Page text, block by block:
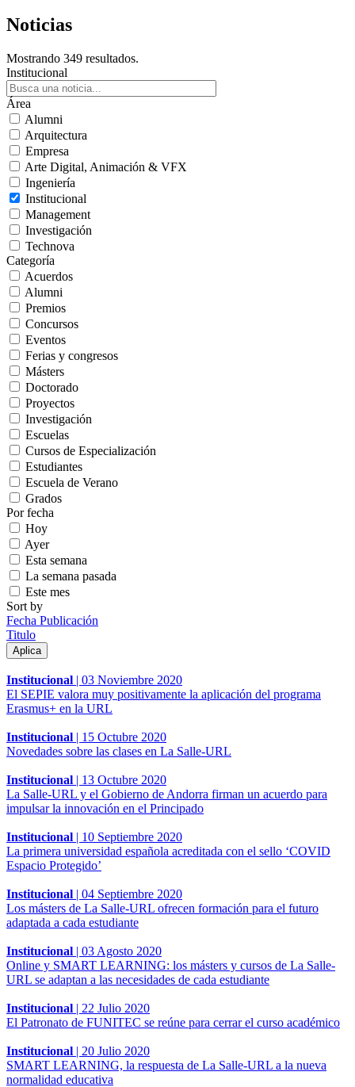
Noticias
Mostrando 349 resultados.
Institucional
Área
Alumni
Arquitectura
Empresa
Arte Digital, Animación & VFX
Ingeniería
Institucional
Management
Investigación
Technova
Categoría
Acuerdos
Alumni
Premios
Concursos
Eventos
Ferias y congresos
Másters
Doctorado
Proyectos
Investigación
Escuelas
Cursos de Especialización
Estudiantes
Escuela de Verano
Grados
Por fecha
Hoy
Ayer
Esta semana
La semana pasada
Este mes
Sort by
Fecha Publicación
Titulo
Institucional | 03 Noviembre 2020
El SEPIE valora muy positivamente la aplicación del programa
Erasmus+ en la URL
Institucional | 15 Octubre 2020
Novedades sobre las clases en La Salle-URL
Institucional | 13 Octubre 2020
La Salle-URL y el Gobierno de Andorra firman un acuerdo para
impulsar la innovación en el Principado
Institucional | 10 Septiembre 2020
La primera universidad española acreditada con el sello ‘COVID
Espacio Protegido’
Institucional | 04 Septiembre 2020
Los másters de La Salle-URL ofrecen formación para el futuro
adaptada a cada estudiante
Institucional | 03 Agosto 2020
Online y SMART LEARNING: los másters y cursos de La Salle-
URL se adaptan a las necesidades de cada estudiante
Institucional | 22 Julio 2020
El Patronato de FUNITEC se reúne para cerrar el curso académico
Institucional | 20 Julio 2020
SMART LEARNING, la respuesta de La Salle-URL a la nueva
normalidad educativa